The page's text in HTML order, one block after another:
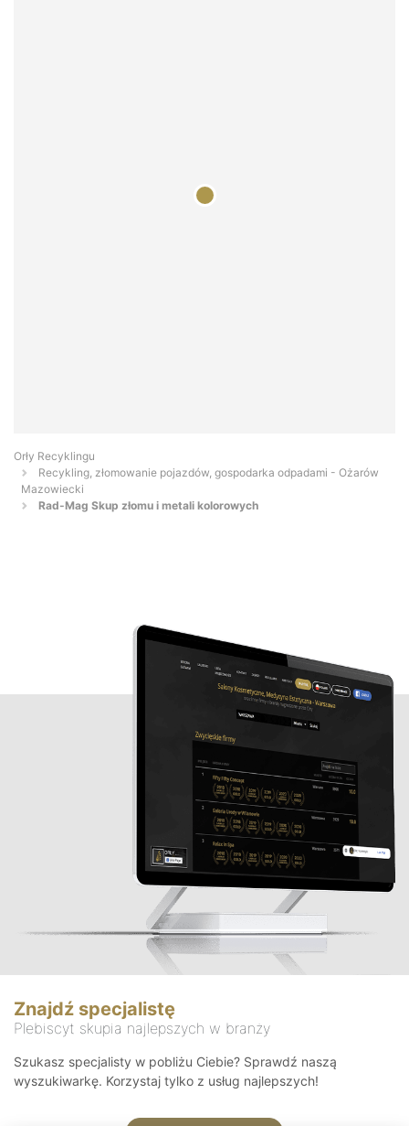
Orły Recyklingu
Recykling, złomowanie pojazdów, gospodarka odpadami - Ożarów
Mazowiecki
Rad-Mag Skup złomu i metali kolorowych
Znajdź specjalistę
Plebiscyt skupia najlepszych w branży
Szukasz specjalisty w pobliżu Ciebie? Sprawdź naszą
wyszukiwarkę. Korzystaj tylko z usług najlepszych!